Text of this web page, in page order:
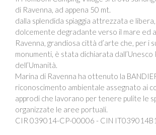
di Ravenna, ad appena 50 mt.
dalla splendida spiaggia attrezzata e
dolcemente degradante verso il mare ed
Ravenna, grandiosa città d’arte che, per i
monumenti, è stata dichiarata dall’Unesco
dell’Umanità.
Marina di Ravenna ha ottenuto la
riconoscimento ambientale assegnato ai
approdi che lavorano per tenere pulite le
organizzate le aree portuali.
CIR 039014-CP-00006 - CIN